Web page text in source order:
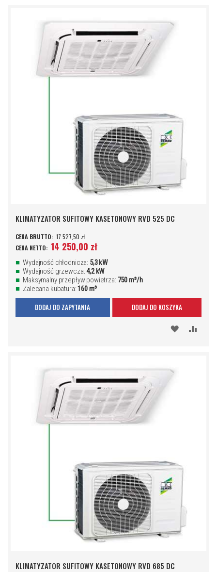
KLIMATYZATOR SUFITOWY KASETONOWY RVD 525 DC
17 527,50 zł
14 250,00 zł
Wydajność chłodnicza: 5,3 kW
Wydajność grzewcza:4,2 kW
Maksymalny przepływ powietrza: 750 m³/h
Zalecana kubatura:160 m³
DODAJ DO KOSZYKA
DODAJ DO ZAPYTANIA
DODAJ
KLIMATYZATOR SUFITOWY KASETONOWY RVD 685 DC